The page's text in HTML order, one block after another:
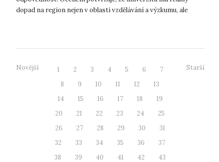
dopad na region nejen v oblasti vzdělávání a výzkumu, ale
Novější 1 2 3 4 5 6
7
8
9 10 11 12
13
14
15 16 17 18
19
20
21 22 23 24
25
26
27 28 29 30
31
32
33 34 35 36
37
38
39 40 41 42
43
Starší